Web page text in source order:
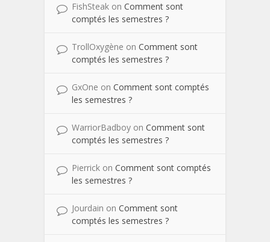
FishSteak on Comment sont
comptés les semestres ?
TrollOxygène on Comment sont
comptés les semestres ?
GxOne on Comment sont comptés
les semestres ?
WarriorBadboy on Comment sont
comptés les semestres ?
Pierrick on Comment sont comptés
les semestres ?
Jourdain on Comment sont
comptés les semestres ?